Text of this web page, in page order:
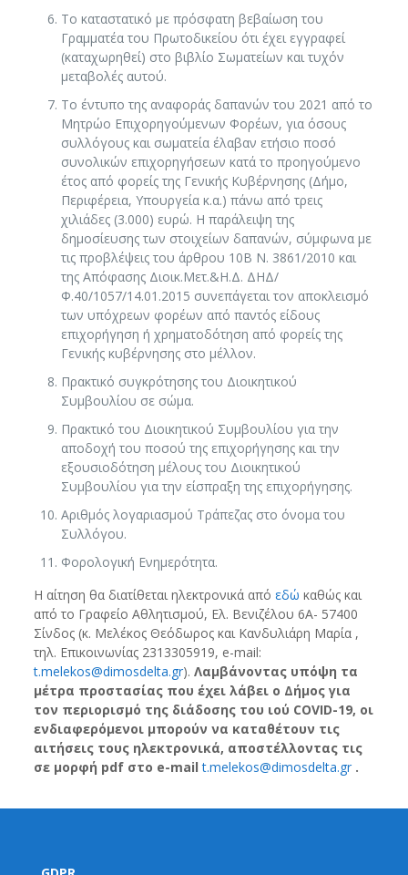
Το καταστατικό με πρόσφατη βεβαίωση του
Γραμματέα του Πρωτοδικείου ότι έχει εγγραφεί
(καταχωρηθεί) στο βιβλίο Σωματείων και τυχόν
μεταβολές αυτού.
Το έντυπο της αναφοράς δαπανών του 2021 από το
Μητρώο Επιχορηγούμενων Φορέων, για όσους
συλλόγους και σωματεία έλαβαν ετήσιο ποσό
συνολικών επιχορηγήσεων κατά το προηγούμενο
έτος από φορείς της Γενικής Κυβέρνησης (Δήμο,
Περιφέρεια, Υπουργεία κ.α.) πάνω από τρεις
χιλιάδες (3.000) ευρώ. Η παράλειψη της
δημοσίευσης των στοιχείων δαπανών, σύμφωνα με
τις προβλέψεις του άρθρου 10Β Ν. 3861/2010 και
της Απόφασης Διοικ.Μετ.&Η.Δ. ΔΗΔ/
Φ.40/1057/14.01.2015 συνεπάγεται τον αποκλεισμό
των υπόχρεων φορέων από παντός είδους
επιχορήγηση ή χρηματοδότηση από φορείς της
Γενικής κυβέρνησης στο μέλλον.
Πρακτικό συγκρότησης του Διοικητικού
Συμβουλίου σε σώμα.
Πρακτικό του Διοικητικού Συμβουλίου για την
αποδοχή του ποσού της επιχορήγησης και την
εξουσιοδότηση μέλους του Διοικητικού
Συμβουλίου για την είσπραξη της επιχορήγησης.
Αριθμός λογαριασμού Τράπεζας στο όνομα του
Συλλόγου.
Φορολογική Ενημερότητα.
Η αίτηση θα διατίθεται ηλεκτρονικά από εδώ καθώς και
από το Γραφείο Αθλητισμού, Ελ. Βενιζέλου 6Α- 57400
Σίνδος (κ. Μελέκος Θεόδωρος και Κανδυλιάρη Μαρία ,
τηλ. Επικοινωνίας 2313305919, e-mail:
t.melekos@dimosdelta.gr). Λαμβάνοντας υπόψη τα
μέτρα προστασίας που έχει λάβει ο Δήμος για
τον περιορισμό της διάδοσης του ιού COVID-19, οι
ενδιαφερόμενοι μπορούν να καταθέτουν τις
αιτήσεις τους ηλεκτρονικά, αποστέλλοντας τις
σε μορφή pdf στο e-mailt.melekos@dimosdelta.gr.